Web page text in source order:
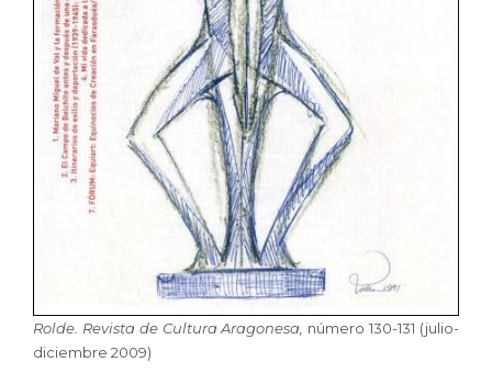
Rolde. Revista de Cultura Aragonesa, número 130-131 (julio-
diciembre 2009)